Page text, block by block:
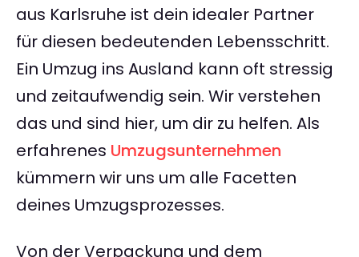
aus Karlsruhe ist dein idealer Partner
für diesen bedeutenden Lebensschritt.
Ein Umzug ins Ausland kann oft stressig
und zeitaufwendig sein. Wir verstehen
das und sind hier, um dir zu helfen. Als
erfahrenes Umzugsunternehmen
kümmern wir uns um alle Facetten
deines Umzugsprozesses.
Von der Verpackung und dem